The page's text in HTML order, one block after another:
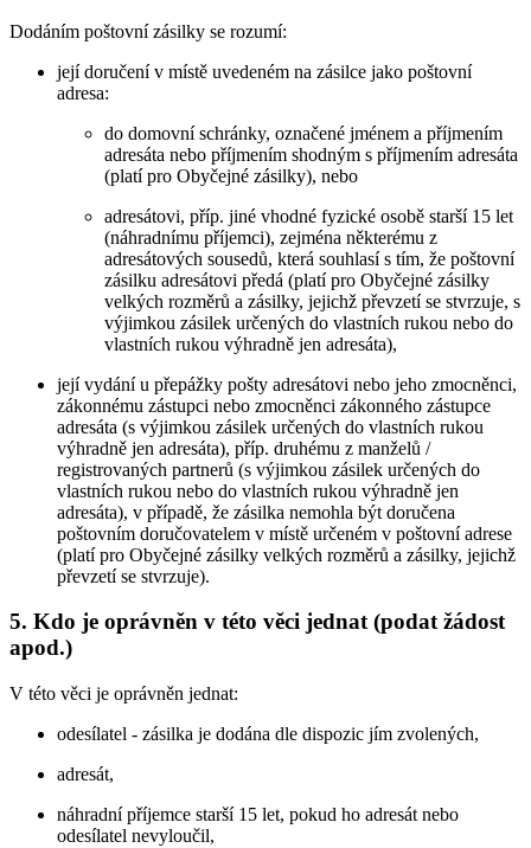
Dodáním poštovní zásilky se rozumí:
její doručení v místě uvedeném na zásilce jako poštovní
adresa:
do domovní schránky, označené jménem a příjmením
adresáta nebo příjmením shodným s příjmením adresáta
(platí pro Obyčejné zásilky), nebo
adresátovi, příp. jiné vhodné fyzické osobě starší 15 let
(náhradnímu příjemci), zejména některému z
adresátových sousedů, která souhlasí s tím, že poštovní
zásilku adresátovi předá (platí pro Obyčejné zásilky
velkých rozměrů a zásilky, jejichž převzetí se stvrzuje, s
výjimkou zásilek určených do vlastních rukou nebo do
vlastních rukou výhradně jen adresáta),
její vydání u přepážky pošty adresátovi nebo jeho zmocněnci,
zákonnému zástupci nebo zmocněnci zákonného zástupce
adresáta (s výjimkou zásilek určených do vlastních rukou
výhradně jen adresáta), příp. druhému z manželů /
registrovaných partnerů (s výjimkou zásilek určených do
vlastních rukou nebo do vlastních rukou výhradně jen
adresáta), v případě, že zásilka nemohla být doručena
poštovním doručovatelem v místě určeném v poštovní adrese
(platí pro Obyčejné zásilky velkých rozměrů a zásilky, jejichž
převzetí se stvrzuje).
5. Kdo je oprávněn v této věci jednat (podat žádost
apod.)
V této věci je oprávněn jednat:
odesílatel - zásilka je dodána dle dispozic jím zvolených,
adresát,
náhradní příjemce starší 15 let, pokud ho adresát nebo
odesílatel nevyloučil,